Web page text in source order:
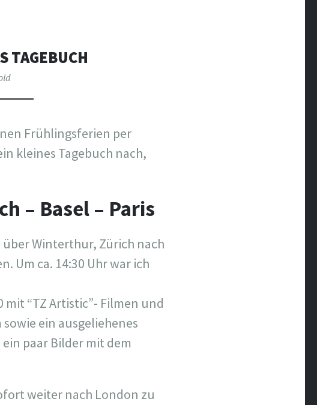
TAGEBUCH
Frühlingsferien per
kleines Tagebuch nach,
– Basel – Paris
über Winterthur, Zürich nach
Um ca. 14:30 Uhr war ich
mit “TZ Artistic”- Filmen und
ein ausgeliehenes
paar Bilder mit dem
weiter nach London zu